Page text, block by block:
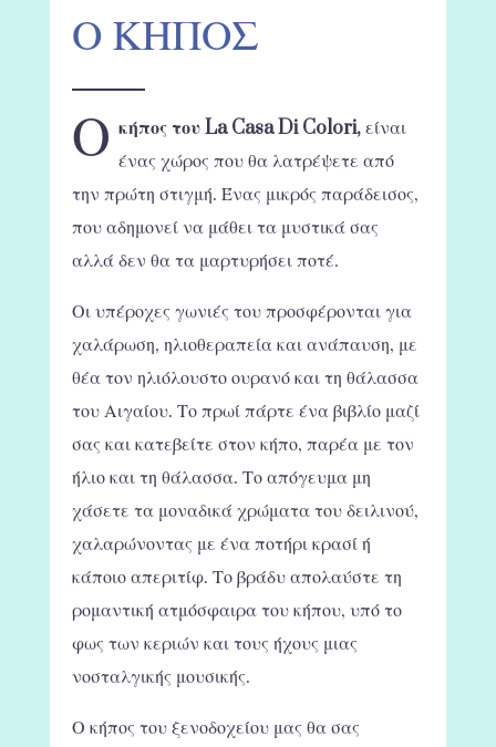
Ο ΚΗΠΟΣ
Ο κήπος του La Casa Di Colori,είναι
ένας χώρος που θα λατρέψετε από
την πρώτη στιγμή. Ένας μικρός παράδεισος,
που αδημονεί να μάθει τα μυστικά σας
αλλά δεν θα τα μαρτυρήσει ποτέ.
Οι υπέροχες γωνιές του προσφέρονται για
χαλάρωση, ηλιοθεραπεία και ανάπαυση, με
θέα τον ηλιόλουστο ουρανό και τη θάλασσα
του Αιγαίου. Το πρωί πάρτε ένα βιβλίο μαζί
σας και κατεβείτε στον κήπο, παρέα με τον
ήλιο και τη θάλασσα. Το απόγευμα μη
χάσετε τα μοναδικά χρώματα του δειλινού,
χαλαρώνοντας με ένα ποτήρι κρασί ή
κάποιο απεριτίφ. Το βράδυ απολαύστε τη
ρομαντική ατμόσφαιρα του κήπου, υπό το
φως των κεριών και τους ήχους μιας
νοσταλγικής μουσικής.
Ο κήπος του ξενοδοχείου μας θα σας